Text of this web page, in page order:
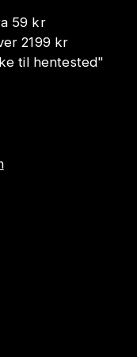
59 kr
2199 kr
til hentested"